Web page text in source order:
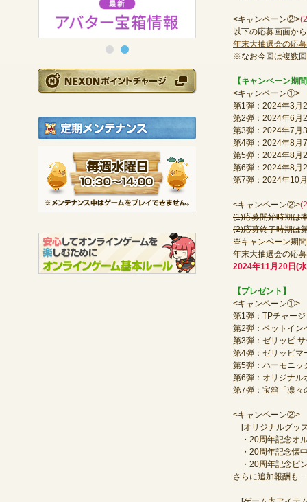
NEXONポイントチ
定期メンテナンス
毎週水曜日 10:30
※メンテナンス中は
<キャンペーン②>
以下の応募画面か
年末大抽選会の応
※なお今回は複数
【キャンペーン期
<キャンペーン①>
第1弾：2024年3月
第2弾：2024年6月
第3弾：2024年7月
第4弾：2024年8月
第5弾：2024年8月
第6弾：2024年8月
第7弾：2024年10
<キャンペーン②>
(1)応募開始時期は
(2)応募終了時期は
※キャンペーン期
年末大抽選会の応
2024年11月20日(
【プレゼント】
<キャンペーン①>
第1弾：TPチャー
第2弾：ペットイン
第3弾：ゼリッピ
第4弾：ゼリッピマ
第5弾：ハーモニッ
第6弾：オリジナル
第7弾：宝箱「凛々
<キャンペーン②>
[オリジナルグッ
・20周年記念オ
・20周年記念懐
・20周年記念ピ
さらに追加報酬も